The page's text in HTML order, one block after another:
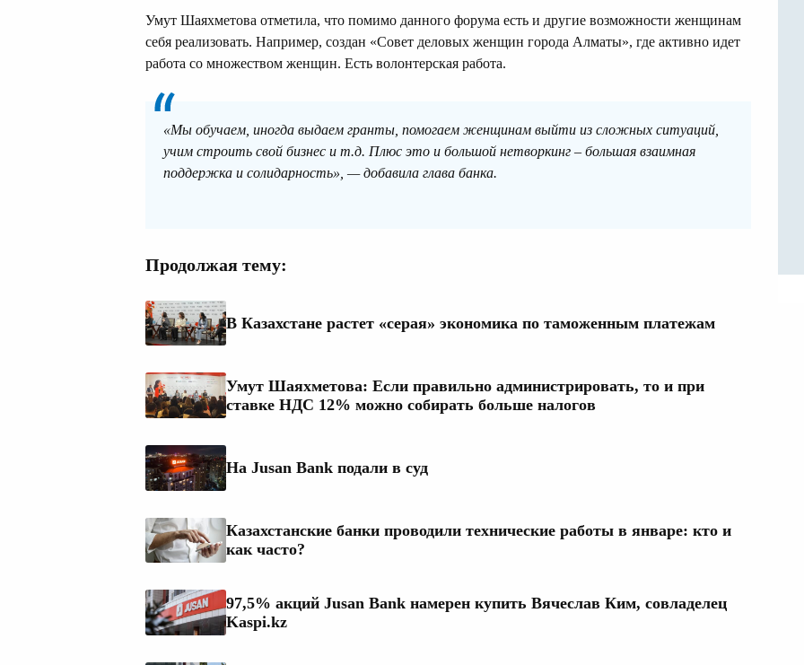
Умут Шаяхметова отметила, что помимо данного форума есть и другие возможности женщинам
себя реализовать. Например, создан «Совет деловых женщин города Алматы», где активно идет
работа со множеством женщин. Есть волонтерская работа.
«Мы обучаем, иногда выдаем гранты, помогаем женщинам выйти из сложных ситуаций,
учим строить свой бизнес и т.д. Плюс это и большой нетворкинг – большая взаимная
поддержка и солидарность», — добавила глава банка.
Продолжая тему:
В Казахстане растет «серая» экономика по таможенным платежам
Умут Шаяхметова: Если правильно администрировать, то и при
ставке НДС 12% можно собирать больше налогов
На Jusan Bank подали в суд
Казахстанские банки проводили технические работы в январе: кто и
как часто?
97,5% акций Jusan Bank намерен купить Вячеслав Ким, совладелец
Kaspi.kz